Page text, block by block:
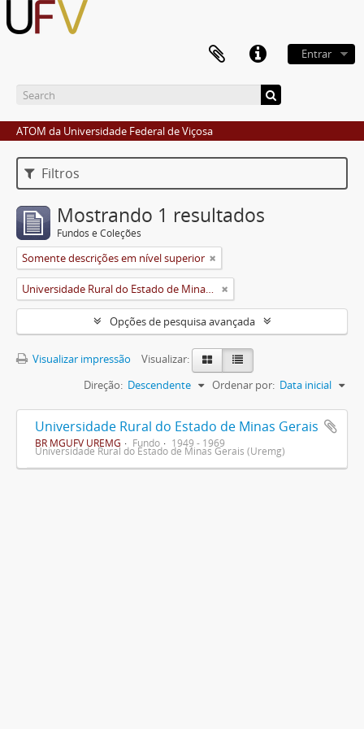
Entrar
ATOM da Universidade Federal de Viçosa
Filtros
Mostrando 1 resultados
Fundos e Coleções
Somente descrições em nível superior
Universidade Rural do Estado de Minas Gerais (Uremg)
Opções de pesquisa avançada
Visualizar impressão
Visualizar:
Ordenar por: Data inicial
Direção: Descendente
Universidade Rural do Estado de Minas Gerais
BR MGUFV UREMG Fundo 1949 - 1969
Universidade Rural do Estado de Minas Gerais (Uremg)